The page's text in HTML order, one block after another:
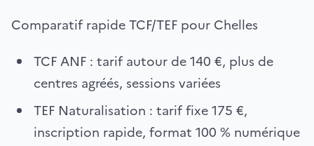
Comparatif rapide TCF/TEF pour Chelles
TCF ANF : tarif autour de 140 €, plus de
centres agréés, sessions variées
TEF Naturalisation : tarif fixe 175 €,
inscription rapide, format 100 % numérique